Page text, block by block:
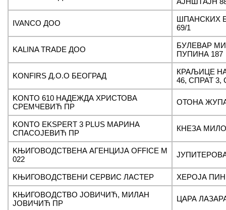
IVANCO ДОО
ШПАНСКИХ
69/1
KALINA TRADE ДОО
БУЛЕВАР
ПУПИНА 187
KONFIRS Д.О.О БЕОГРАД
КРАЉИЦЕ
46, СПРАТ 3,
KONTO 610 НАДЕЖДА ХРИСТОВА
СРЕМЧЕВИЋ ПР
ОТОНА
KONTO EKSPERT 3 PLUS МАРИНА
СПАСОЈЕВИЋ ПР
КНЕЗА
KЊИГОВОДСТВЕНА АГЕНЦИЈА OFFICE M
022
KЊИГОВОДСТВЕНИ СЕРВИС ЛАСТЕР ХЕРОЈА
KЊИГОВОДСТВО ЈОВИЧИЋ, МИЛАН
ЈОВИЧИЋ ПР
ЦАРА